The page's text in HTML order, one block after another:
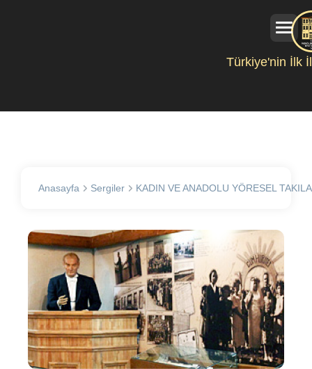
Türkiye'nin İlk
Anasayfa Sergiler KADIN VE ANADOLU YÖRESEL